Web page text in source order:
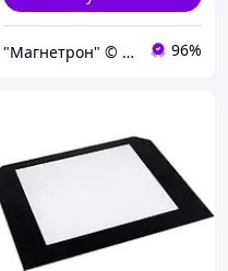
"Магнетрон" © Интернет-магазин запчастей и аксессуаров для бытовой техники 96%